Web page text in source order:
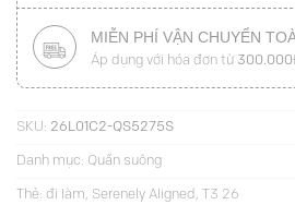
MIỄN PHÍ VẬN CHUYỂN
Áp dụng với hóa đơn từ
SKU: 26L01C2-QS5275S
Danh mục: Quần suông
Thẻ: đi làm, Serenely Aligned , T3 26